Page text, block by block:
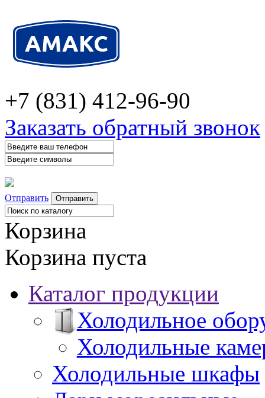
+7 (831) 412-96-90
Заказать обратный звонок
Отправить
Корзина
Корзина пуста
Каталог продукции
Холодильное
Холодильные
Холодильные шкафы